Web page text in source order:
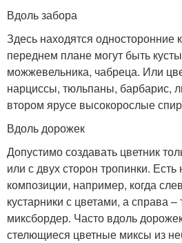
Вдоль забора
Здесь находятся односторонние
переднем плане могут быть
можжевельника, чабреца. Или
нарциссы, тюльпаны, барбарис,
втором ярусе высокорослые
Вдоль дорожек
Допустимо создавать цветник
или с двух сторон тропинки.
композиции, например, когда
кустарники с цветами, а справа
миксбордер. Часто вдоль
стелющиеся цветные миксы из